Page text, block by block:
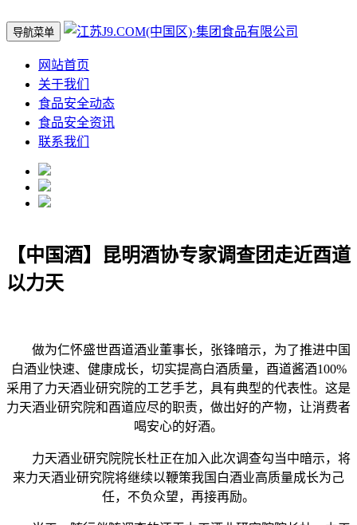
导航菜单
网站首页
关于我们
食品安全动态
食品安全资讯
联系我们
【中国酒】昆明酒协专家调查团走近酉道
以力天
做为仁怀盛世酉道酒业董事长，张锋暗示，为了推进中国
白酒业快速、健康成长，切实提高白酒质量，酉道酱酒100%
采用了力天酒业研究院的工艺手艺，具有典型的代表性。这是
力天酒业研究院和酉道应尽的职责，做出好的产物，让消费者
喝安心的好酒。
力天酒业研究院院长杜正在加入此次调查勾当中暗示，将
来力天酒业研究院将继续以鞭策我国白酒业高质量成长为己
任，不负众望，再接再励。